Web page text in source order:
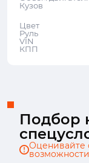
Кузов
Цвет
Руль
VIN
КПП
Подбор
Оценивайте